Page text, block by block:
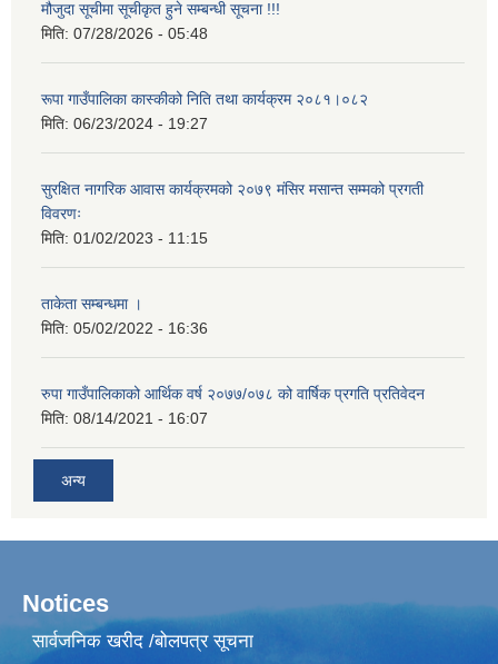
मौजुदा सूचीमा सूचीकृत हुने सम्बन्धी सूचना !!!
मिति: 07/28/2026 - 05:48
रूपा गाउँपालिका कास्कीको निति तथा कार्यक्रम २०८१।०८२
मिति: 06/23/2024 - 19:27
सुरक्षित नागरिक आवास कार्यक्रमको २०७९ मंसिर मसान्त सम्मको प्रगती
विवरणः
मिति: 01/02/2023 - 11:15
ताकेता सम्बन्धमा ।
मिति: 05/02/2022 - 16:36
रुपा गाउँपालिकाको आर्थिक वर्ष २०७७/०७८ को वार्षिक प्रगति प्रतिवेदन
मिति: 08/14/2021 - 16:07
अन्य
Notices
सार्वजनिक खरीद /बोलपत्र सूचना